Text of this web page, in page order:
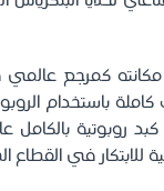
كمرجع عالمي في
باستخدام
كبد روبوتية بالكامل
للابتكار في القطاع